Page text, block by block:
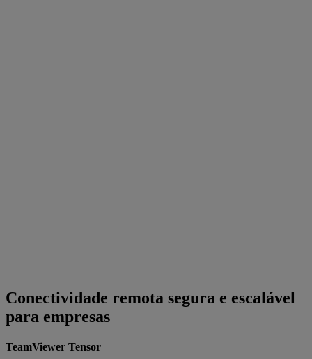
Conectividade remota segura e escalável
para empresas
TeamViewer Tensor